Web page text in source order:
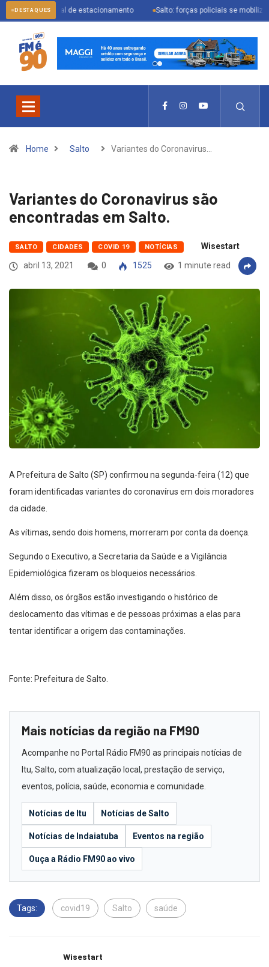
DESTAQUES
digital de estacionamento Salto: forças policiais se mobilizam para
Home Salto Variantes do Coronavirus…
Variantes do Coronavirus são
encontradas em Salto.
SALTO CIDADES COVID 19 NOTÍCIAS
Wisestart
abril 13, 2021
0 1525 1 minute read
A Prefeitura de Salto (SP) confirmou na segunda-feira (12) que
foram identificadas variantes do coronavírus em dois moradores
da cidade.
As vítimas, sendo dois homens, morreram por conta da doença.
Segundo o Executivo, a Secretaria da Saúde e a Vigilância
Epidemiológica fizeram os bloqueios necessários.
Além disso, os órgãos estão investigando o histórico de
deslocamento das vítimas e de pessoas próximas a elas para
tentar identificar a origem das contaminações.
Fonte: Prefeitura de Salto.
Mais notícias da região na FM90
Acompanhe no Portal Rádio FM90 as principais notícias de
Itu, Salto, com atualização local, prestação de serviço,
eventos, polícia, saúde, economia e comunidade.
Notícias de Itu Notícias de Salto
Notícias de Indaiatuba Eventos na região
Ouça a Rádio FM90 ao vivo
Tags: covid19 Salto saúde
Wisestart